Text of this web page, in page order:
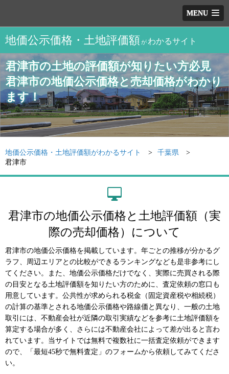
MENU
地価公示価格・土地評価額が わかるサイト
君津市の土地の評価額が知りたい方必見
君津市の地価公示価格と売却価格がわかり
ます！
地価公示価格・土地評価額がわかるサイト
千葉県
君津市
君津市の地価公示価格と土地評価額（実
際の売却価格）について
君津市の地価公示価格を掲載しています。年ごとの推移が分かるグ
ラフ、周辺エリアとの比較ができるランキングなども是非参考にし
てください。また、地価公示価格だけでなく、実際に売買される際
の目安となる土地評価額を知りたい方のために、査定依頼の窓口も
用意しています。公共性が求められる税金（固定資産税や相続税）
の計算の基準とされる地価公示価格や路線価と異なり、一般の土地
取引には、不動産会社が近隣の取引実績などを参考に土地評価額を
算定する場合が多く、さらには不動産会社によって差が出ると言わ
れています。当サイトでは無料で複数社に一括査定依頼ができます
ので、「最短45秒で無料査定」のフォームから依頼してみてくださ
い。